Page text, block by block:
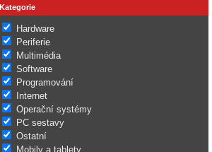
Kategorie
Hardware
Periferie
Multimédia
Software
Programování
Internet
Operační systémy
PC sestavy
Ostatní
Mobily a tablety